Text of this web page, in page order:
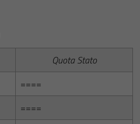
Quota Stato
====
====